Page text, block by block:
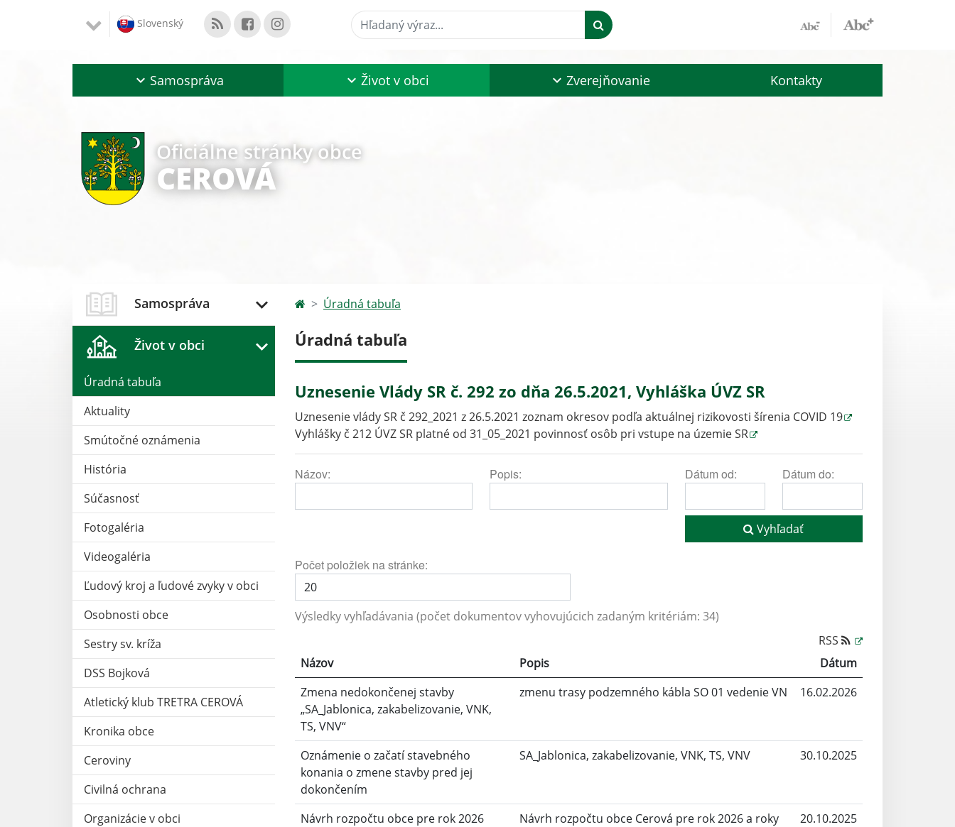
Slovenský Hľadaný výraz...
Samospráva Život v obci Zverejňovanie Kontakty
Oficiálne stránky obce
CEROVÁ
Samospráva
Život v obci
Úradná tabuľa
Aktuality
Smútočné oznámenia
História
Súčasnosť
Fotogaléria
Videogaléria
Ľudový kroj a ľudové zvyky v obci
Osobnosti obce
Sestry sv. kríža
DSS Bojková
Atletický klub TRETRA CEROVÁ
Kronika obce
Ceroviny
Civilná ochrana
Organizácie v obci
Úradná tabuľa
Úradná tabuľa
Uznesenie Vlády SR č. 292 zo dňa 26.5.2021, Vyhláška ÚVZ SR
Uznesenie vlády SR č 292_2021 z 26.5.2021 zoznam okresov podľa aktuálnej rizikovosti šírenia COVID 19
Vyhlášky č 212 ÚVZ SR platné od 31_05_2021 povinnosť osôb pri vstupe na územie SR
Názov: Popis: Dátum od: Dátum do:
Vyhľadať
Počet položiek na stránke:
Výsledky vyhľadávania (počet dokumentov vyhovujúcich zadaným kritériám: 34)
RSS
Názov
Popis
Dátum
Zmena nedokončenej stavby
„SA_Jablonica, zakabelizovanie, VNK,
TS, VNV“
zmenu trasy podzemného kábla SO 01 vedenie VN 16.02.2026
Oznámenie o začatí stavebného
konania o zmene stavby pred jej
dokončením
SA_Jablonica, zakabelizovanie, VNK, TS, VNV 30.10.2025
Návrh rozpočtu obce pre rok 2026
Návrh rozpočtu obce Cerová pre rok 2026 a roky
20.10.2025